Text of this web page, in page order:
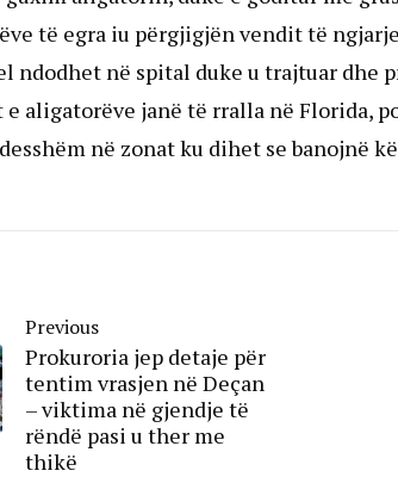
të egra iu përgjigjën vendit të
ndodhet në spital duke u trajtuar dhe
e aligatorëve janë të rralla në Florida,
në zonat ku dihet se banojnë
Previous
Prokuroria jep detaje për
tentim vrasjen në Deçan
– viktima në gjendje të
rëndë pasi u ther me
thikë